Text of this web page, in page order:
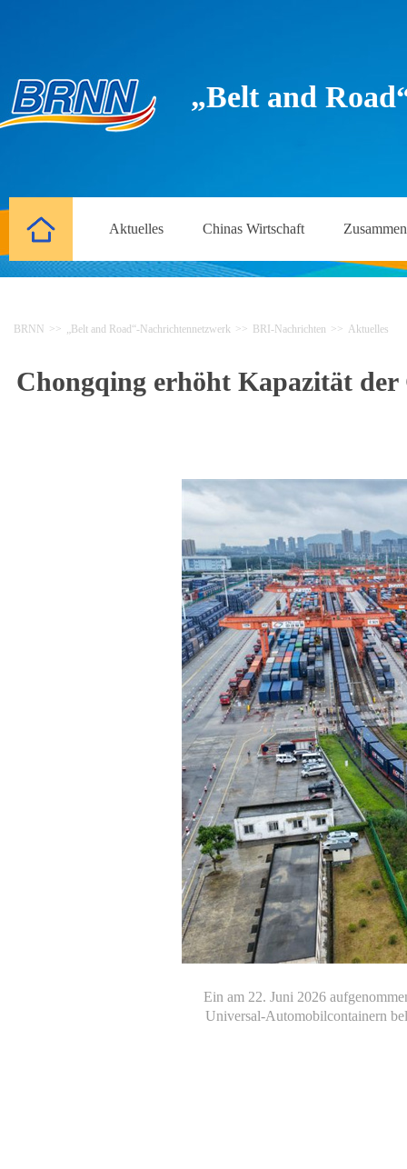
„Belt and
Aktuelles Chinas Wirtschaft
BRNN >> „Belt and Road“-Nachrichtennetzwerk >> BRI-Nachrichten >> Aktuelles
Chongqing erhöht Kapazität
Ein am 22. Juni 2026
Universal-Automobilcontainern